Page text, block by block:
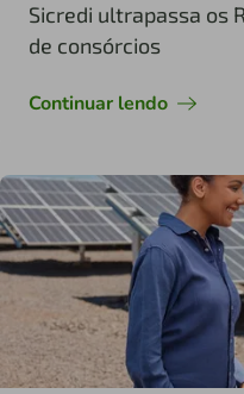
Sicredi ultrapassa os
de consórcios
Continuar lendo